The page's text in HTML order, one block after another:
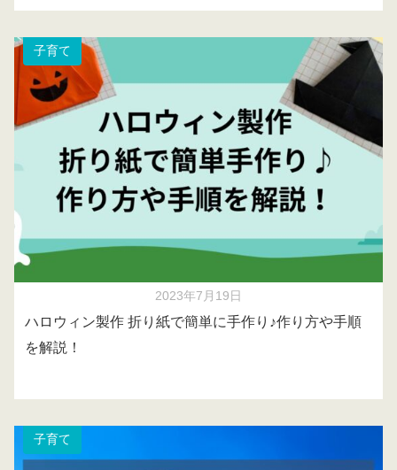
子育て
2023年7月19日
ハロウィン製作 折り紙で簡単に手作り♪作り方や手順
を解説！
子育て